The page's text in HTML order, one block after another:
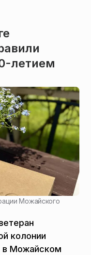
летием
Можайского
колонии
в Можайском